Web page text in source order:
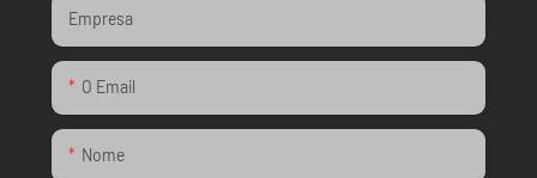
Empresa
O Email
Nome